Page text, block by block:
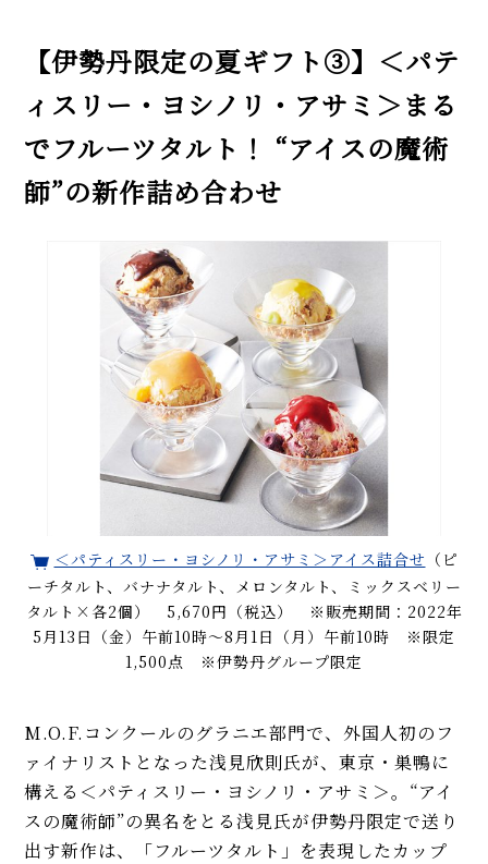
【伊勢丹限定の夏ギフト③】＜パテ
ィスリー・ヨシノリ・アサミ＞まる
でフルーツタルト！ “アイスの魔術
師”の新作詰め合わせ
＜パティスリー・ヨシノリ・アサミ＞アイス詰合せ （ピ
ーチタルト、バナナタルト、メロンタルト、ミックスベリー
タルト×各2個） 5,670円（税込） ※販売期間：2022年
5月13日（金）午前10時～8月1日（月）午前10時 ※限定
1,500点 ※伊勢丹グループ限定
M.O.F.コンクールのグラニエ部門で、外国人初のフ
ァイナリストとなった浅見欣則氏が、東京・巣鴨に
構える＜パティスリー・ヨシノリ・アサミ＞。“アイ
スの魔術師”の異名をとる浅見氏が伊勢丹限定で送り
出す新作は、「フルーツタルト」を表現したカップ